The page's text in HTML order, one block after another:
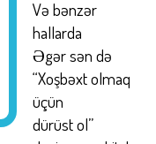
Və bənzər
hallarda
Əgər sən də
“Xoşbəxt olmaq
üçün
dürüst ol”